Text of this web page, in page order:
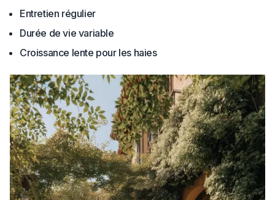
Entretien régulier
Durée de vie variable
Croissance lente pour les haies